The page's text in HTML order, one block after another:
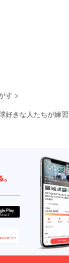
す >
好きな人たちが練